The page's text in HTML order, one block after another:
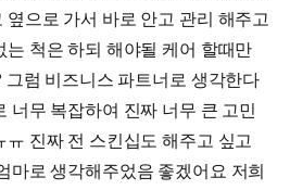
으로 가서 바로 안고 관리 해주고
는 척은 하되 해야될 케어 할때만
그럼 비즈니스 파트너로 생각한다
너무 복잡하여 진짜 너무 큰 고민
진짜 전 스킨십도 해주고 싶고
마로 생각해주었음 좋겠어요 저희